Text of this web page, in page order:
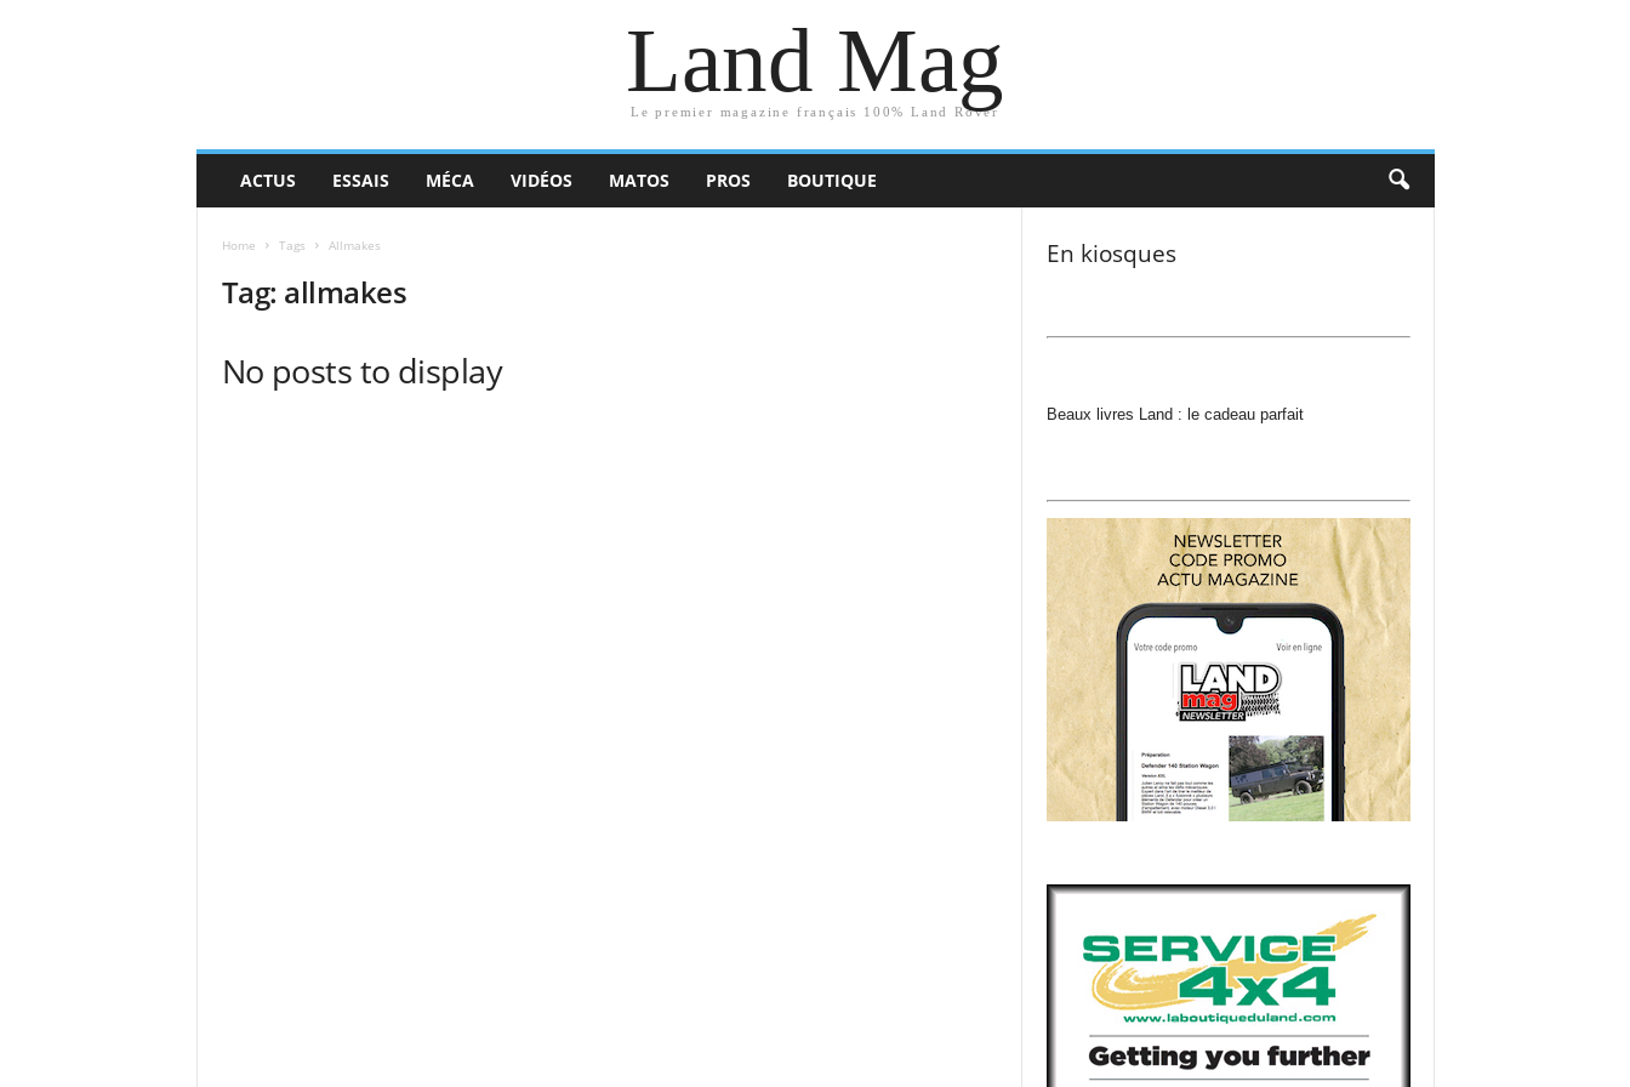
Land Mag
Le premier magazine français 100% Land Rover
ACTUS ESSAIS MÉCA VIDÉOS MATOS PROS BOUTIQUE
Home Tags Allmakes
Tag: allmakes
No posts to display
En kiosques
Beaux livres Land : le cadeau parfait